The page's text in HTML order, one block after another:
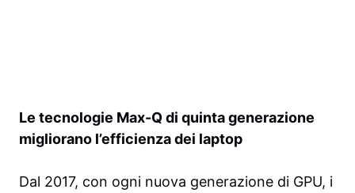
Le tecnologie Max-Q di quinta generazione
migliorano l’efficienza dei laptop
Dal 2017, con ogni nuova generazione di GPU, i